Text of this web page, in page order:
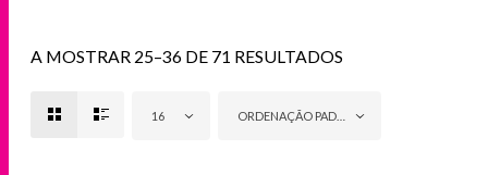
A MOSTRAR 25–36 DE 71 RESULTADOS
16 ORDENAÇÃO PADRÃO